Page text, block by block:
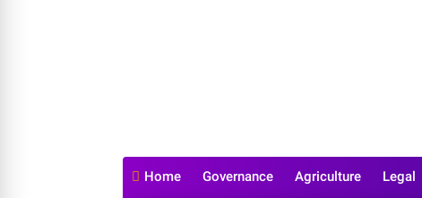
Home Governance Agriculture Legal